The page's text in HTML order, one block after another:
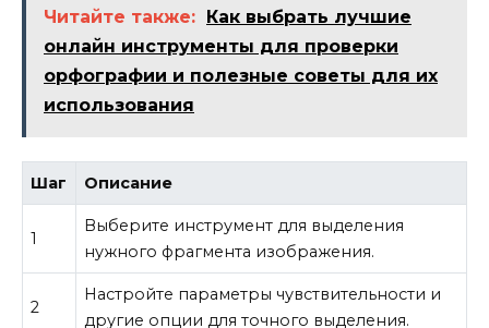
Читайте также:
Как выбрать лучшие
онлайн инструменты для проверки
орфографии и полезные советы для их
использования
Шаг Описание
1
Выберите инструмент для выделения
нужного фрагмента изображения.
2
Настройте параметры чувствительности и
другие опции для точного выделения.